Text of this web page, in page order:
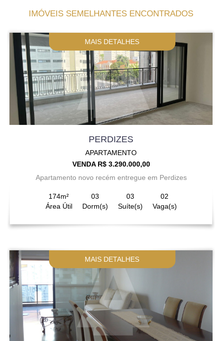
IMÓVEIS SEMELHANTES ENCONTRADOS
MAIS DETALHES
PERDIZES
APARTAMENTO
VENDA R$ 3.290.000,00
Apartamento novo recém entregue em Perdizes
174m²
Área Útil
03
Dorm(s)
03
Suíte(s)
02
Vaga(s)
MAIS DETALHES